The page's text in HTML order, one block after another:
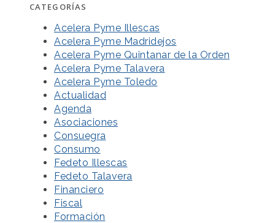
CATEGORÍAS
Acelera Pyme Illescas
Acelera Pyme Madridejos
Acelera Pyme Quintanar de la Orden
Acelera Pyme Talavera
Acelera Pyme Toledo
Actualidad
Agenda
Asociaciones
Consuegra
Consumo
Fedeto Illescas
Fedeto Talavera
Financiero
Fiscal
Formación